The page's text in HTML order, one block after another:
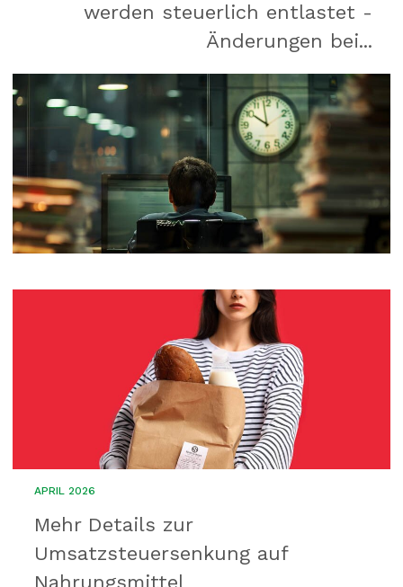
werden steuerlich entlastet -
Änderungen bei...
APRIL 2026
Mehr Details zur
Umsatzsteuersenkung auf
Nahrungsmittel